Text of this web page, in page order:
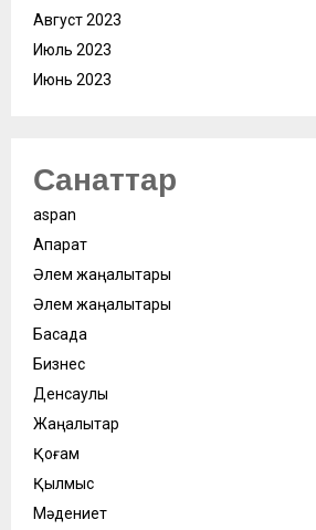
Август 2023
Июль 2023
Июнь 2023
Санаттар
aspan
Ақпарат
Әлем жаңалықтары
Әлем жаңалықтары
Басқада
Бизнес
Денсаулық
Жаңалықтар
Қоғам
Қылмыс
Мәдениет